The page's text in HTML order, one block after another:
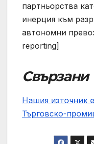
партньорства
инерция към
автономни
reporting]
Свързани
Нашия източник
Търговско-